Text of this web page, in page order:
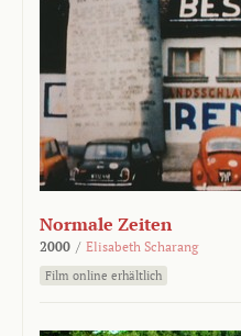
Normale Zeiten
2000 / Elisabeth Scharang
Film online erhältlich